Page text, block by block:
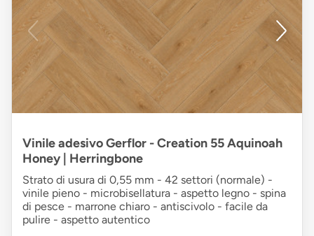
Vinile adesivo Gerflor - Creation 55 Aquinoah
Honey | Herringbone
Strato di usura di 0,55 mm - 42 settori (normale) -
vinile pieno - microbisellatura - aspetto legno - spina
di pesce - marrone chiaro - antiscivolo - facile da
pulire - aspetto autentico